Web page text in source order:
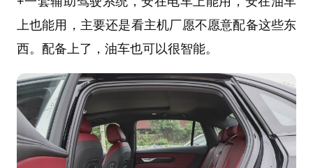
上也能用，主要还是看主机厂愿不愿意配备这些东
西。配备上了，油车也可以很智能。